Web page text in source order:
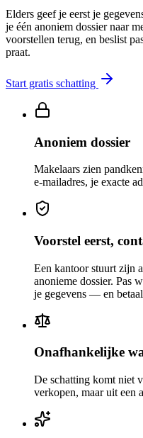
Elders geef je eerst je
je één anoniem dossier naar
voorstellen terug, en beslist
praat.
Start gratis schatting
Anoniem dossier
Makelaars zien
e-mailadres, je exacte
Voorstel eerst,
Een kantoor stuurt zijn
anonieme dossier. Pas
je gegevens — en
Onafhankelijke
De schatting komt niet
verkopen, maar uit een